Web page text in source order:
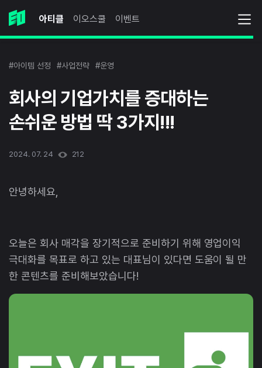
아티클 이오스쿨 이벤트
#아이템 선정 #사업전략 #운영
회사의 기업가치를 증대하는
손쉬운 방법 딱 3가지!!!
2024. 07. 24 212
안녕하세요,
오늘은 회사 매각을 장기적으로 준비하기 위해 영업이익
극대화를 목표로 하고 있는 대표님이 있다면 도움이 될 만
한 콘텐츠를 준비해보았습니다!